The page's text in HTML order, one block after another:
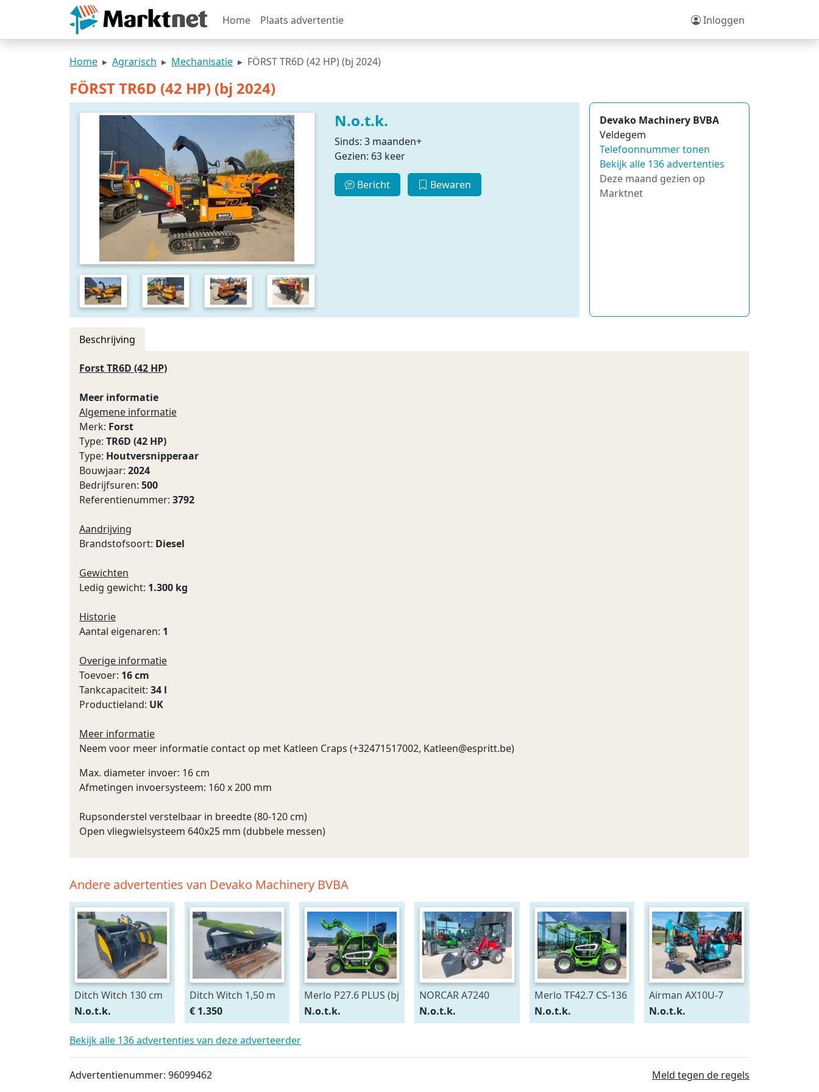
Home Plaats advertentie Inloggen
Home Agrarisch Mechanisatie FÖRST TR6D (42 HP) (bj 2024)
FÖRST TR6D (42 HP) (bj 2024)
N.o.t.k.
Sinds: 3 maanden+
Gezien: 63 keer
Bericht Bewaren
Devako Machinery BVBA
Veldegem
Telefoonnummer tonen
Bekijk alle 136 advertenties
Deze maand gezien op
Marktnet
Beschrijving
Forst TR6D (42 HP)
Meer informatie
Algemene informatie
Merk: Forst
Type: TR6D (42 HP)
Type: Houtversnipperaar
Bouwjaar: 2024
Bedrijfsuren: 500
Referentienummer: 3792
Aandrijving
Brandstofsoort: Diesel
Gewichten
Ledig gewicht: 1.300 kg
Historie
Aantal eigenaren: 1
Overige informatie
Toevoer: 16 cm
Tankcapaciteit: 34 l
Productieland: UK
Meer informatie
Neem voor meer informatie contact op met Katleen Craps (+32471517002, Katleen@espritt.be)
Max. diameter invoer: 16 cm
Afmetingen invoersysteem: 160 x 200 mm
Rupsonderstel verstelbaar in breedte (80-120 cm)
Open vliegwielsysteem 640x25 mm (dubbele messen)
Andere advertenties van Devako Machinery BVBA
Ditch Witch 130 cm
pelikaanbak
N.o.t.k.
Ditch Witch 1,50 m
hydraulische
grondfrees
€ 1.350
Merlo P27.6 PLUS (bj
2023)
N.o.t.k.
NORCAR A7240
Automotive Power+
edition (bj 2026)
N.o.t.k.
Merlo TF42.7 CS-136
(bj 2024)
N.o.t.k.
Airman AX10U-7
Deluxe (bj 2024)
N.o.t.k.
Bekijk alle 136 advertenties van deze adverteerder
Advertentienummer: 96099462 Meld tegen de regels